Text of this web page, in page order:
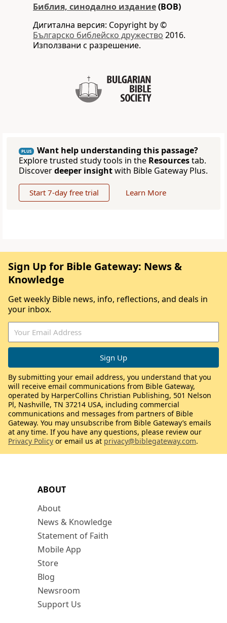
Библия, синодално издание(BOB)
Дигитална версия: Copyright by ©
Българско библейско дружество 2016.
Използвани с разрешение.
PLUS
Want help understanding this passage?
Explore trusted study tools in the Resourcestab.
Discoverdeeper insightwith Bible Gateway Plus.
Start 7-day free trial Learn More
ABOUT
About
News & Knowledge
Statement of Faith
Mobile App
Store
Blog
Newsroom
Support Us
Sign Up for Bible Gateway: News &
Knowledge
Get weekly Bible news, info, reflections, and deals in
your inbox.
By submitting your email address, you understand that you
will receive email communications from Bible Gateway,
operated by HarperCollins Christian Publishing, 501 Nelson
Pl, Nashville, TN 37214 USA, including commercial
communications and messages from partners of Bible
Gateway. You may unsubscribe from Bible Gateway’s emails
at any time. If you have any questions, please review our
Privacy Policy or email us at privacy@biblegateway.com.